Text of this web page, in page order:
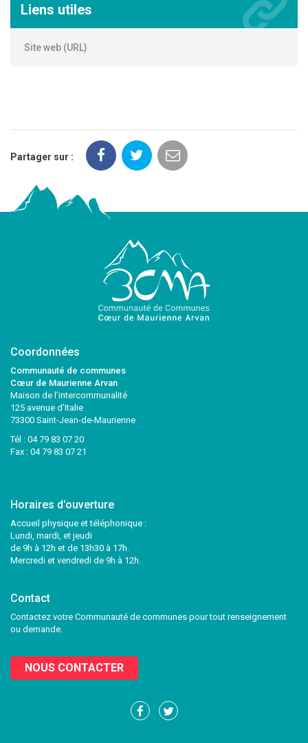
Liens utiles
Site web (URL)
Partager sur :
Coordonnées
Communauté de communes
Cœur de Maurienne Arvan
Maison de l’intercommunalité
125 avenue d’Italie
73300 Saint-Jean-de-Maurienne
Tél : 04 79 83 07 20
Fax : 04 79 83 07 21
Horaires d'ouverture
Accueil physique et téléphonique :
Lundi, mardi, et jeudi
de 9h à 12h et de 13h30 à 17h.
Mercredi et vendredi de 9h à 12h.
Contact
Contactez votre Communauté de communes pour tout renseignement
ou demande.
NOUS CONTACTER
Lien
Lien